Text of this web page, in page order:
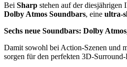
Bei Sharp stehen auf der
Dolby Atmos Soundbars, eine ultra-
Sechs neue Soundbars: Dolby
Damit sowohl bei Action-Szenen und
sorgen für den perfekten 3D-